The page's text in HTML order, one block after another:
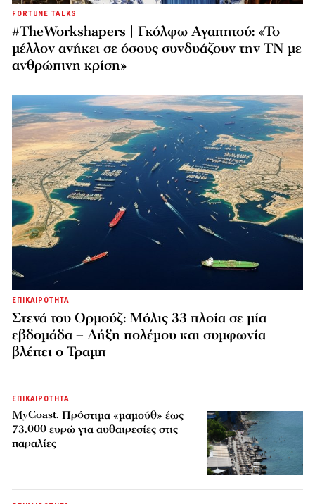
FORTUNE TALKS
#TheWorkshapers | Γκόλφω Αγαπητού: «Το
μέλλον ανήκει σε όσους συνδυάζουν την ΤΝ με
ανθρώπινη κρίση»
ΕΠΙΚΑΙΡΟΤΗΤΑ
Στενά του Ορμούζ: Μόλις 33 πλοία σε μία
εβδομάδα – Λήξη πολέμου και συμφωνία
βλέπει ο Τραμπ
ΕΠΙΚΑΙΡΟΤΗΤΑ
MyCoast: Πρόστιμα «μαμούθ» έως
73.000 ευρώ για αυθαιρεσίες στις
παραλίες